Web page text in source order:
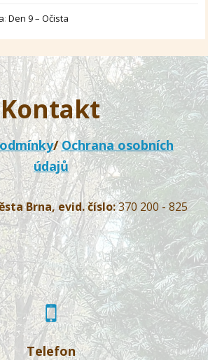
:Den 9 – Očista
Kontakt
/Ochrana osobních
údajů
Brna, evid. číslo:370 200 - 825
Telefon